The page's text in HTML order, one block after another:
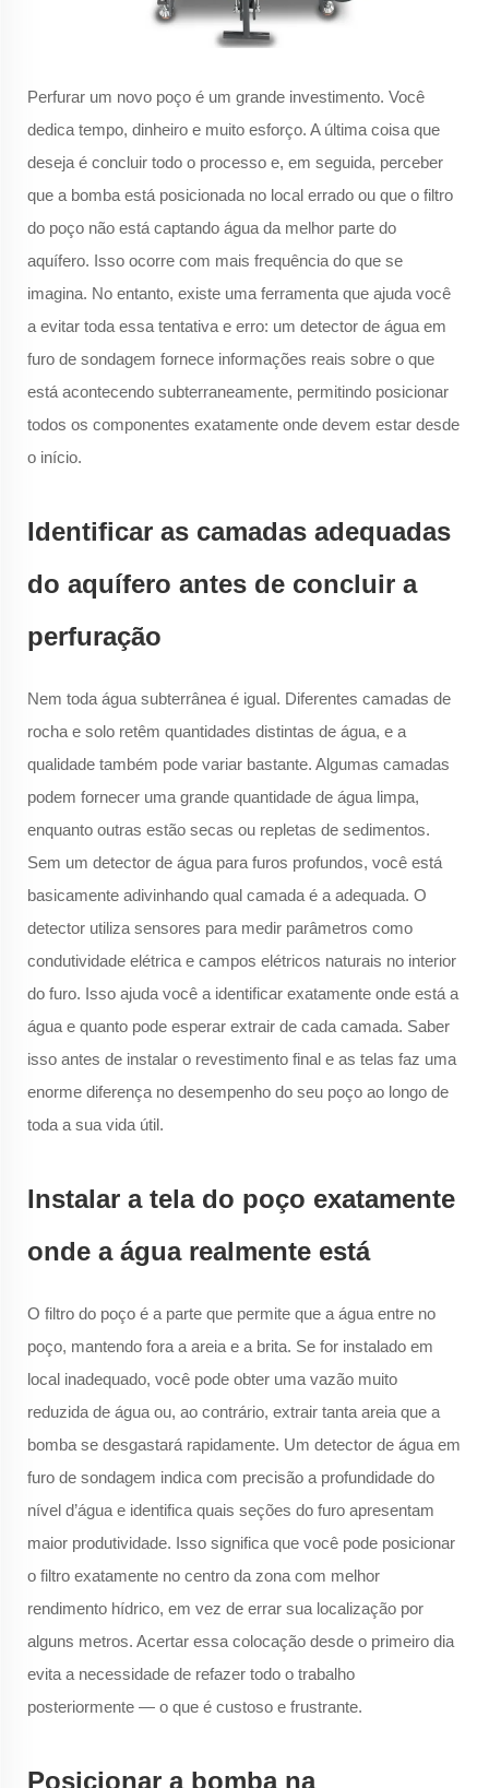
Perfurar um novo poço é um grande investimento. Você
dedica tempo, dinheiro e muito esforço. A última coisa que
deseja é concluir todo o processo e, em seguida, perceber
que a bomba está posicionada no local errado ou que o filtro
do poço não está captando água da melhor parte do
aquífero. Isso ocorre com mais frequência do que se
imagina. No entanto, existe uma ferramenta que ajuda você
a evitar toda essa tentativa e erro: um detector de água em
furo de sondagem fornece informações reais sobre o que
está acontecendo subterraneamente, permitindo posicionar
todos os componentes exatamente onde devem estar desde
o início.
Identificar as camadas adequadas
do aquífero antes de concluir a
perfuração
Nem toda água subterrânea é igual. Diferentes camadas de
rocha e solo retêm quantidades distintas de água, e a
qualidade também pode variar bastante. Algumas camadas
podem fornecer uma grande quantidade de água limpa,
enquanto outras estão secas ou repletas de sedimentos.
Sem um detector de água para furos profundos, você está
basicamente adivinhando qual camada é a adequada. O
detector utiliza sensores para medir parâmetros como
condutividade elétrica e campos elétricos naturais no interior
do furo. Isso ajuda você a identificar exatamente onde está a
água e quanto pode esperar extrair de cada camada. Saber
isso antes de instalar o revestimento final e as telas faz uma
enorme diferença no desempenho do seu poço ao longo de
toda a sua vida útil.
Instalar a tela do poço exatamente
onde a água realmente está
O filtro do poço é a parte que permite que a água entre no
poço, mantendo fora a areia e a brita. Se for instalado em
local inadequado, você pode obter uma vazão muito
reduzida de água ou, ao contrário, extrair tanta areia que a
bomba se desgastará rapidamente. Um detector de água em
furo de sondagem indica com precisão a profundidade do
nível d’água e identifica quais seções do furo apresentam
maior produtividade. Isso significa que você pode posicionar
o filtro exatamente no centro da zona com melhor
rendimento hídrico, em vez de errar sua localização por
alguns metros. Acertar essa colocação desde o primeiro dia
evita a necessidade de refazer todo o trabalho
posteriormente — o que é custoso e frustrante.
Posicionar a bomba na